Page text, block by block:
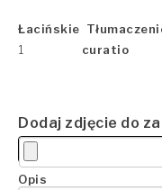
Łacińskie
1
curatio
Dodaj zdjęcie do
Opis